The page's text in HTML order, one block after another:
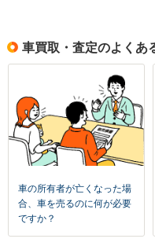
車買取・査定のよくあ
車の所有者が亡くなった場
合、車を売るのに何が必要
ですか？